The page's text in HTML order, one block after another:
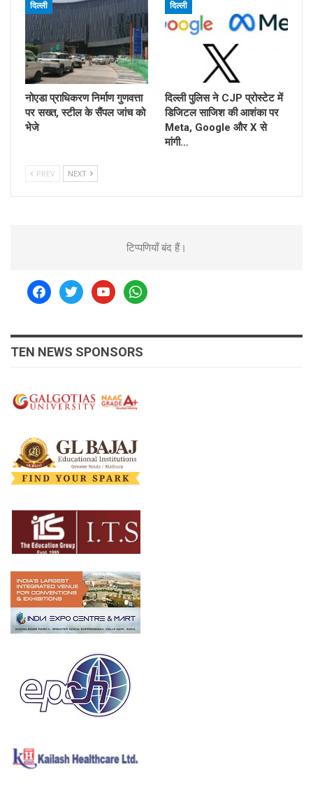
दिल्ली
नोएडा प्राधिकरण निर्माण गुणवत्ता
पर सख्त, स्टील के सैंपल जांच को
भेजे
दिल्ली
दिल्ली पुलिस ने CJP प्रोस्टेट में
डिजिटल साजिश की आशंका पर
Meta, Google और X से
मांगी…
PREV NEXT
टिप्पणियाँ बंद हैं।
facebooktwitteryoutubewhatsapp
TEN NEWS SPONSORS